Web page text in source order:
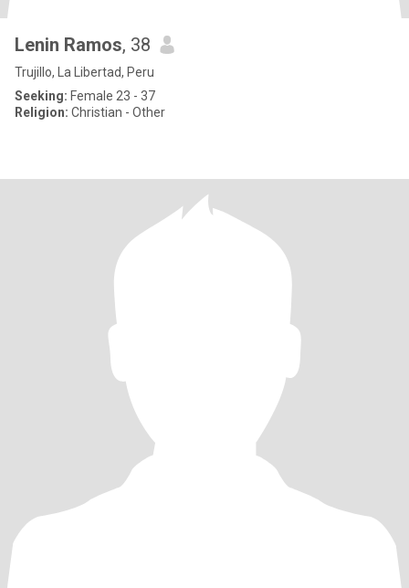
Lenin Ramos, 38
Trujillo, La Libertad, Peru
Seeking: Female 23 - 37
Religion: Christian - Other